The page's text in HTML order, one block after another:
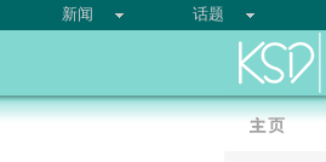
新闻 话题